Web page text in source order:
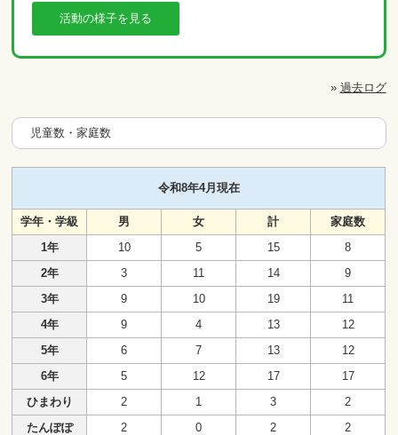
活動の様子を見る
» 過去ログ
児童数・家庭数
令和8年4月現在
学年・学級 男 女 計
家庭数
1年
10 5 15
8
2年
3 11 14
9
3年
9 10 19
11
4年
9 4 13
12
5年
6 7 13
12
6年
5 12 17
17
ひまわり
2 1 3
2
たんぽぽ
2 0 2
2